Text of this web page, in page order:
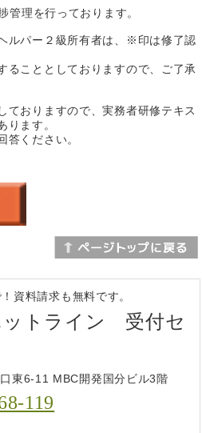
管理を行っております。
ルパー２級所有者は、※印は修了認
ることとしておりますので、ご了承
ておりますので、実務者研修テキス
ります。
答ください。
資料請求も無料です。
ットライン 受付セ
東6-11 MBC開発国分ビル3階
119